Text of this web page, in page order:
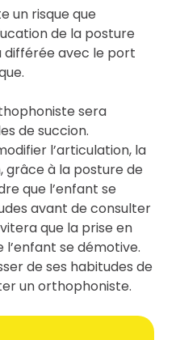
un risque que
de la posture
différée avec le port
sera
de succion.
l’articulation, la
grâce à la posture de
que l’enfant se
avant de consulter
que la prise en
l’enfant se démotive.
de ses habitudes de
un orthophoniste.